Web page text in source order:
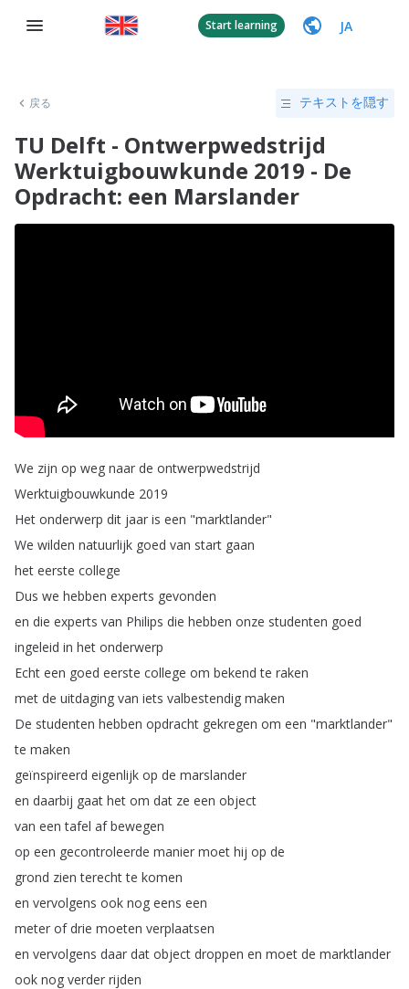
Start learning JA
戻る テキストを隠す
TU Delft - Ontwerpwedstrijd
Werktuigbouwkunde 2019 - De
Opdracht: een Marslander
We zijn op weg naar de ontwerpwedstrijd
Werktuigbouwkunde 2019
Het onderwerp dit jaar is een "marktlander"
We wilden natuurlijk goed van start gaan
het eerste college
Dus we hebben experts gevonden
en die experts van Philips die hebben onze studenten goed
ingeleid in het onderwerp
Echt een goed eerste college om bekend te raken
met de uitdaging van iets valbestendig maken
De studenten hebben opdracht gekregen om een "marktlander"
te maken
geïnspireerd eigenlijk op de marslander
en daarbij gaat het om dat ze een object
van een tafel af bewegen
op een gecontroleerde manier moet hij op de
grond zien terecht te komen
en vervolgens ook nog eens een
meter of drie moeten verplaatsen
en vervolgens daar dat object droppen en moet de marktlander
ook nog verder rijden